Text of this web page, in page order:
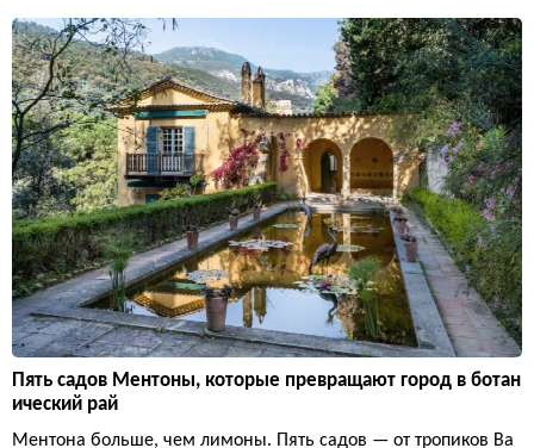
Пять садов Ментоны, которые превращают город в ботан
ический рай
Ментона больше, чем лимоны. Пять садов — от тропиков Ва